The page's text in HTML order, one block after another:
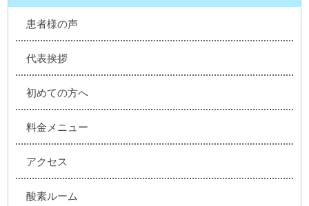
患者様の声
代表挨拶
初めての方へ
料金メニュー
アクセス
酸素ルーム